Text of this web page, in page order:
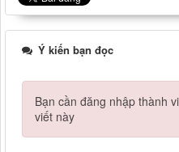
Ý kiến bạn đọc
Bạn cần đăng nhập thành
viết này